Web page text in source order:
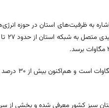
به ظرفیت‌های استان در حوزه
وی افزود: پیک
سبز کشور معرفی شده و بخشی از